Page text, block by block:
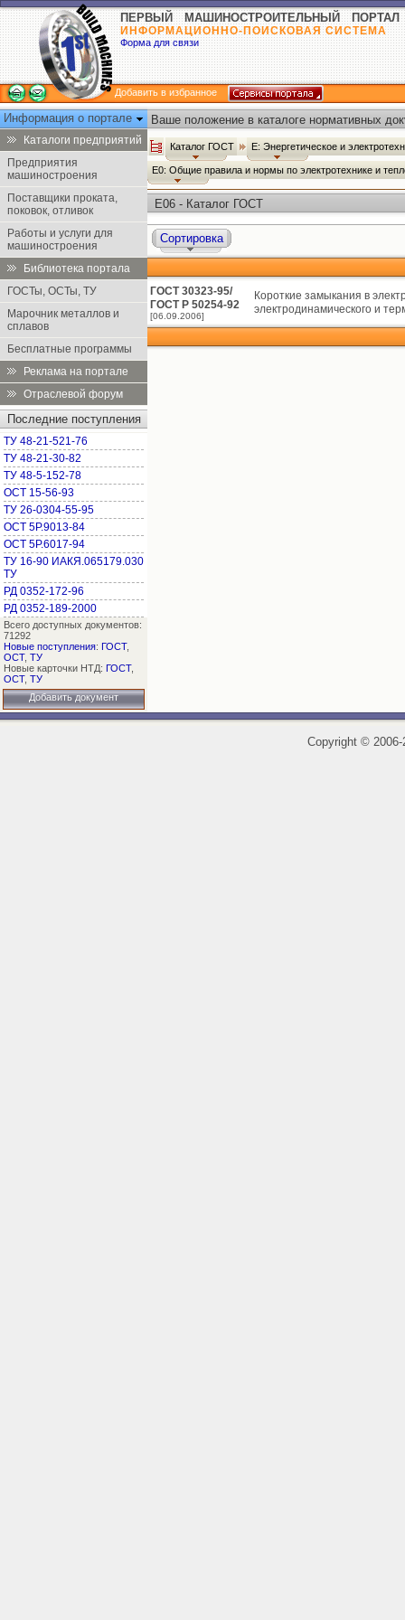
ПЕРВЫЙ МАШИНОСТРОИТЕЛЬНЫЙ ПОРТАЛ
ИНФОРМАЦИОННО-ПОИСКОВАЯ СИСТЕМА
Форма для связи
Добавить в избранное
Информация о портале
Каталоги предприятий
Предприятия
машиностроения
Поставщики проката,
поковок, отливок
Работы и услуги для
машиностроения
Библиотека портала
ГОСТы, ОСТы, ТУ
Марочник металлов и
сплавов
Бесплатные программы
Реклама на портале
Отраслевой форум
Последние поступления
ТУ 48-21-521-76
ТУ 48-21-30-82
ТУ 48-5-152-78
ОСТ 15-56-93
ТУ 26-0304-55-95
ОСТ 5Р.9013-84
ОСТ 5Р.6017-94
ТУ 16-90 ИАКЯ.065179.030
ТУ
РД 0352-172-96
РД 0352-189-2000
Всего доступных документов:
71292
Новые поступления: ГОСТ,
ОСТ, ТУ
Новые карточки НТД: ГОСТ,
ОСТ, ТУ
Добавить документ
Ваше положение в каталоге нормативных
Каталог ГОСТ Е: Энергетическое и
Е0: Общие правила и нормы по электротехнике и
Е06 - Каталог ГОСТ
Сортировка
ГОСТ 30323-95/
ГОСТ Р 50254-92
[06.09.2006]
Короткие замыкания в
электродинамического и
Copyright ©